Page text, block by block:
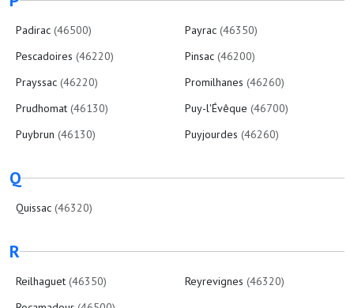
Padirac (46500) Payrac (46350)
Pescadoires (46220) Pinsac (46200)
Prayssac (46220) Promilhanes (46260)
Prudhomat (46130) Puy-l'Évêque (46700)
Puybrun (46130) Puyjourdes (46260)
Q
Quissac (46320)
R
Reilhaguet (46350) Reyrevignes (46320)